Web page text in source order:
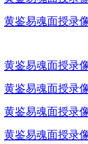
黄鉴易魂面授录
黄鉴易魂面授录
黄鉴易魂面授录
黄鉴易魂面授录
黄鉴易魂面授录